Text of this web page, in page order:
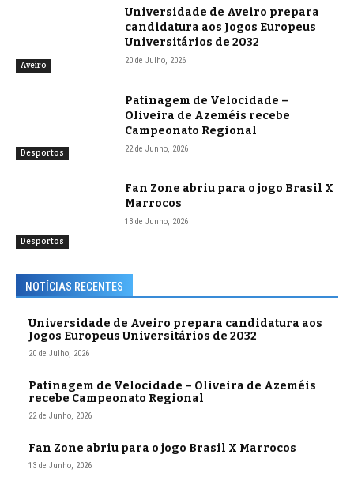
Aveiro
Universidade de Aveiro prepara
candidatura aos Jogos Europeus
Universitários de 2032
20 de Julho, 2026
Desportos
Patinagem de Velocidade –
Oliveira de Azeméis recebe
Campeonato Regional
22 de Junho, 2026
Desportos
Fan Zone abriu para o jogo Brasil X
Marrocos
13 de Junho, 2026
NOTÍCIAS RECENTES
Universidade de Aveiro prepara candidatura aos
Jogos Europeus Universitários de 2032
20 de Julho, 2026
Patinagem de Velocidade – Oliveira de Azeméis
recebe Campeonato Regional
22 de Junho, 2026
Fan Zone abriu para o jogo Brasil X Marrocos
13 de Junho, 2026